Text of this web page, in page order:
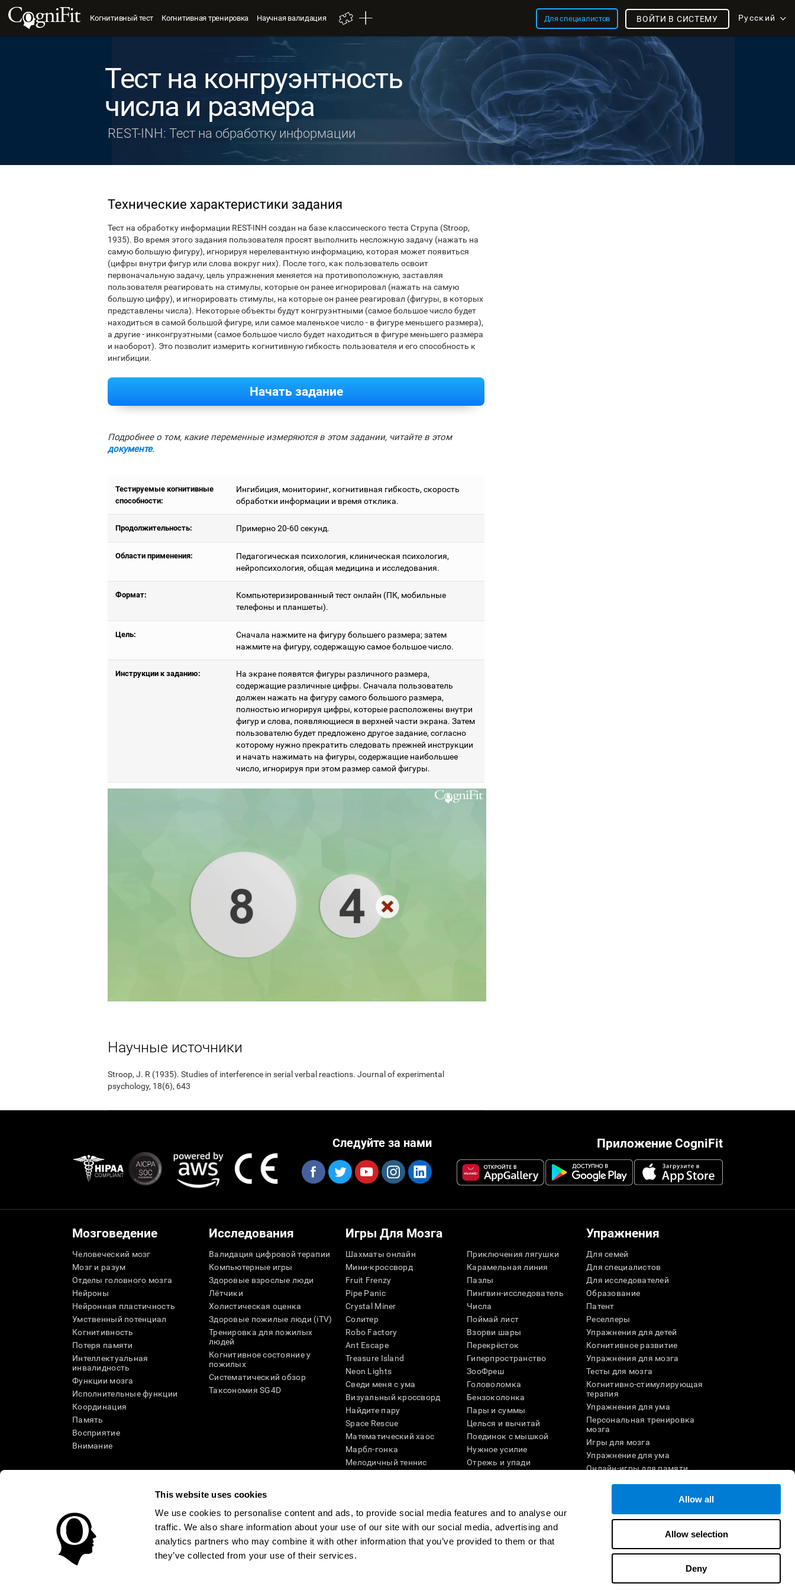
This website uses cookies
We use cookies to personalise content and ads, to provide social media features and to analyse our
traffic. We also share information about your use of our site with our social media, advertising and
analytics partners who may combine it with other information that you’ve provided to them or that
they’ve collected from your use of their services.
Allow all
Allow selection
Deny
Когнитивный тест Когнитивная тренировка Научная валидация Для специалистов Русский
ВОЙТИ В СИСТЕМУ
Тест на конгруэнтность
числа и размера
REST-INH: Тест на обработку информации
Технические характеристики задания
Тест на обработку информации REST-INH создан на базе классического теста Струпа (Stroop,
1935). Во время этого задания пользователя просят выполнить несложную задачу (нажать на
самую большую фигуру), игнорируя нерелевантную информацию, которая может появиться
(цифры внутри фигур или слова вокруг них). После того, как пользователь освоит
первоначальную задачу, цель упражнения меняется на противоположную, заставляя
пользователя реагировать на стимулы, которые он ранее игнорировал (нажать на самую
большую цифру), и игнорировать стимулы, на которые он ранее реагировал (фигуры, в которых
представлены числа). Некоторые объекты будут конгруэнтными (самое большое число будет
находиться в самой большой фигуре, или самое маленькое число - в фигуре меньшего размера),
а другие - инконгруэтными (самое большое число будет находиться в фигуре меньшего размера
и наоборот). Это позволит измерить когнитивную гибкость пользователя и его способность к
ингибиции.
Начать задание
Подробнее о том, какие переменные измеряются в этом задании, читайте в этом
документе.
Тестируемые когнитивные
способности:
Ингибиция, мониторинг, когнитивная гибкость, скорость
обработки информации и время отклика.
Продолжительность: Примерно 20-60 секунд.
Области применения:
Педагогическая психология, клиническая психология,
нейропсихология, общая медицина и исследования.
Формат:
Компьютеризированный тест онлайн (ПК, мобильные
телефоны и планшеты).
Цель:
Сначала нажмите на фигуру большего размера; затем
нажмите на фигуру, содержащую самое большое число.
Инструкции к заданию:
На экране появятся фигуры различного размера,
содержащие различные цифры. Сначала пользователь
должен нажать на фигуру самого большого размера,
полностью игнорируя цифры, которые расположены внутри
фигур и слова, появляющиеся в верхней части экрана. Затем
пользователю будет предложено другое задание, согласно
которому нужно прекратить следовать прежней инструкции
и начать нажимать на фигуры, содержащие наибольшее
число, игнорируя при этом размер самой фигуры.
Научные источники
Stroop, J. R (1935). Studies of interference in serial verbal reactions. Journal of experimental
psychology, 18(6), 643
Приложение CogniFit
Следуйте за нами
Мозговедение
Человеческий мозг
Мозг и разум
Отделы головного мозга
Нейроны
Нейронная пластичность
Умственный потенциал
Когнитивность
Потеря памяти
Интеллектуальная
инвалидность
Функции мозга
Исполнительные функции
Координация
Память
Восприятие
Внимание
Исследования
Валидация цифровой терапии
Компьютерные игры
Здоровые взрослые люди
Лётчики
Холистическая оценка
Здоровые пожилые люди (iTV)
Тренировка для пожилых
людей
Когнитивное состояние у
пожилых
Систематический обзор
Таксономия SG4D
Игры Для Мозга
Шахматы онлайн
Мини-кроссворд
Fruit Frenzy
Pipe Panic
Crystal Miner
Солитер
Robo Factory
Ant Escape
Treasure Island
Neon Lights
Сведи меня с ума
Визуальный кроссворд
Найдите пару
Space Rescue
Математический хаос
Марбл-гонка
Мелодичный теннис
Цветовая гонка
Художественный пазл 3D
Приключения лягушки
Карамельная линия
Пазлы
Пингвин-исследователь
Числа
Поймай лист
Взорви шары
Перекрёсток
Гиперпространство
ЗооФреш
Головоломка
Бензоколонка
Пары и суммы
Целься и вычитай
Поединок с мышкой
Нужное усилие
Отрежь и упади
Слова и птицы
Больше игр ...
Упражнения
Для семей
Для специалистов
Для исследователей
Образование
Патент
Реселлеры
Упражнения для детей
Когнитивное развитие
Упражнения для мозга
Тесты для мозга
Когнитивно-стимулирующая
терапия
Упражнения для ума
Персональная тренировка
мозга
Игры для мозга
Упражнение для ума
Онлайн-игры для памяти
Понимание прочитанного
Одарённые дети
Стать реселлером Свяжитесь с нами